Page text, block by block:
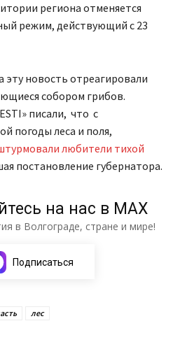
региона отменяется
режим, действующий с 23
новость отреагировали
собором грибов.
писали, что с
погоды леса и поля,
любители тихой
постановление губернатора.
на нас в МАХ
в Волгограде, стране и мире!
Подписаться
лес